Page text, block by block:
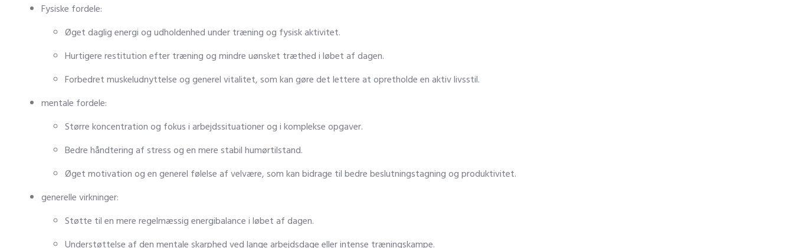
Fysiske fordele:
Øget daglig energi og udholdenhed under træning og fysisk aktivitet.
Hurtigere restitution efter træning og mindre uønsket træthed i løbet af dagen.
Forbedret muskeludnyttelse og generel vitalitet, som kan gøre det lettere at opretholde en aktiv livsstil.
mentale fordele:
Større koncentration og fokus i arbejdssituationer og i komplekse opgaver.
Bedre håndtering af stress og en mere stabil humørtilstand.
Øget motivation og en generel følelse af velvære, som kan bidrage til bedre beslutningstagning og produktivitet.
generelle virkninger:
Støtte til en mere regelmæssig energibalance i løbet af dagen.
Understøttelse af den mentale skarphed ved lange arbejdsdage eller intense træningskampe.